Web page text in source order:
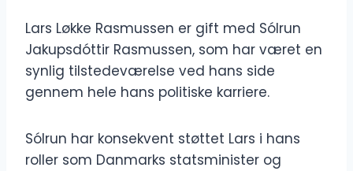
Lars Løkke Rasmussen er gift med Sólrun
Jakupsdóttir Rasmussen, som har været en
synlig tilstedeværelse ved hans side
gennem hele hans politiske karriere.
Sólrun har konsekvent støttet Lars i hans
roller som Danmarks statsminister og